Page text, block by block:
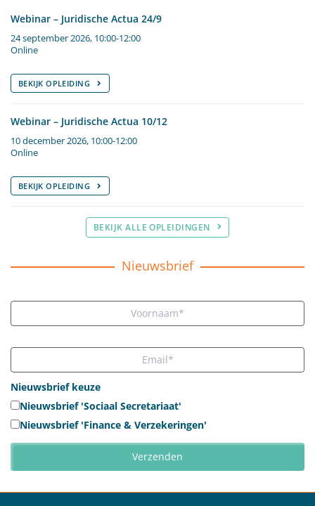
Webinar – Juridische Actua 24/9
24 september 2026, 10:00-12:00
Online
BEKIJK OPLEIDING
Webinar – Juridische Actua 10/12
10 december 2026, 10:00-12:00
Online
BEKIJK OPLEIDING
BEKIJK ALLE OPLEIDINGEN
Nieuwsbrief
Nieuwsbrief keuze
Nieuwsbrief 'Sociaal Secretariaat'
Nieuwsbrief 'Finance & Verzekeringen'